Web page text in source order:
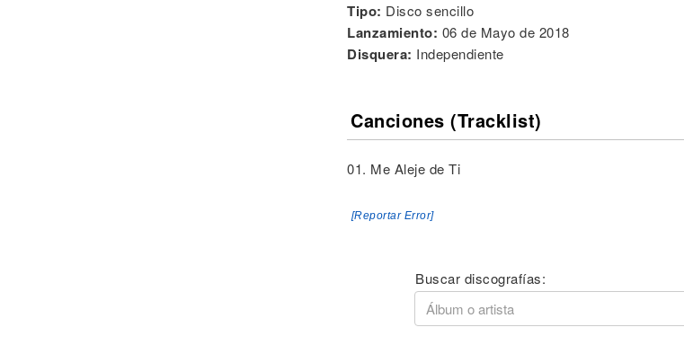
Tipo: Disco sencillo
Lanzamiento: 06 de Mayo de 2018
Disquera: Independiente
Canciones (Tracklist)
01. Me Aleje de Ti
[Reportar Error]
Buscar discografías: